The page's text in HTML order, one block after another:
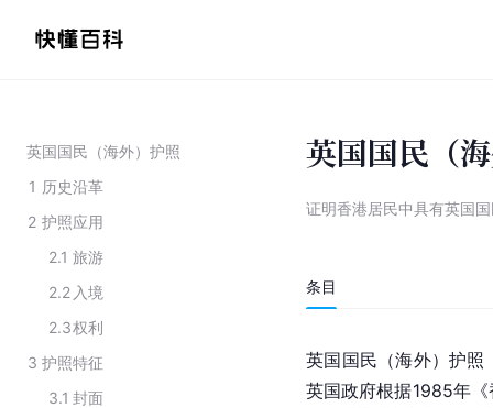
英国国民（海外）护照
1 历史沿革
2 护照应用
2.1 旅游
2.2 入境
2.3权利
3 护照特征
3.1 封面
英国国民（
证明香港居民中具有英国
条目
英国国民（海外）护
英国政府根据1985年